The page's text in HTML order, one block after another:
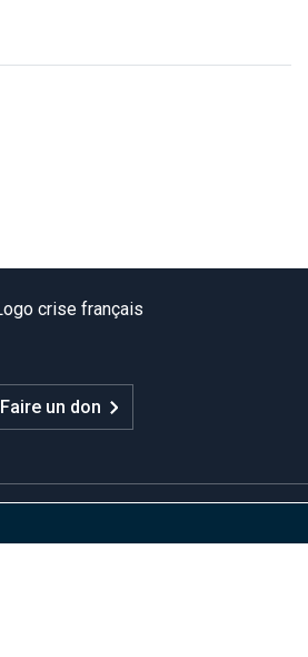
Faire un don